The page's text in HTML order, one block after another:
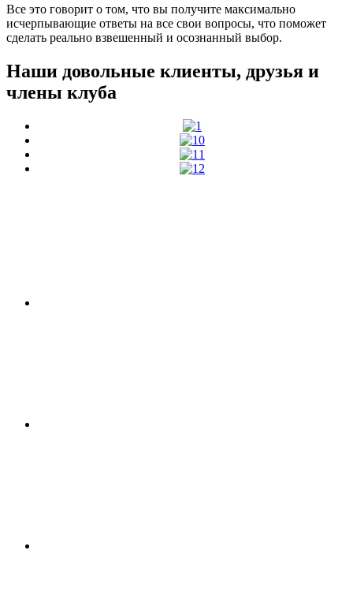
Все это говорит о том, что вы получите максимально
исчерпывающие ответы на все свои вопросы, что поможет
сделать реально взвешенный и осознанный выбор.
Наши довольные клиенты, друзья и
члены клуба